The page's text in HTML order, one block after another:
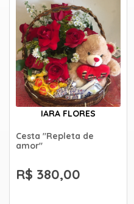
IARA FLORES
Cesta "Repleta de
amor"
R$ 380,00